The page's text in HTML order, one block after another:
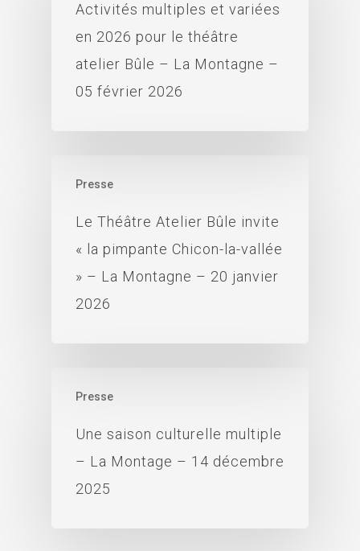
Activités multiples et variées
en 2026 pour le théâtre
atelier Bûle – La Montagne –
05 février 2026
Presse
Le Théâtre Atelier Bûle invite
« la pimpante Chicon-la-vallée
» – La Montagne – 20 janvier
2026
Presse
Une saison culturelle multiple
– La Montage – 14 décembre
2025